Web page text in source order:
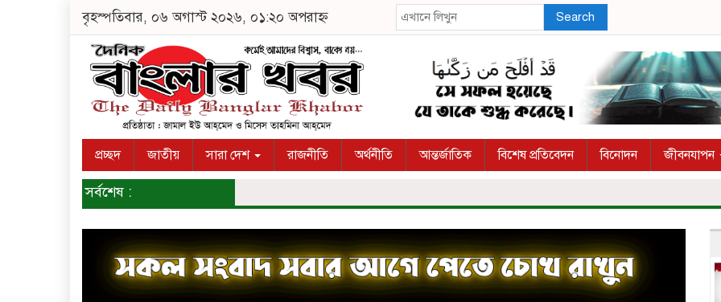
বৃহস্পতিবার, ০৬ অগাস্ট ২০২৬, ০১:২০ অপরাহ্ন Search
প্রচ্ছদ জাতীয় সারা দেশ রাজনীতি অর্থনীতি আন্তর্জাতিক বিশেষ প্রতিবেদন বিনোদন জীবনযাপন
সর্বশেষ :